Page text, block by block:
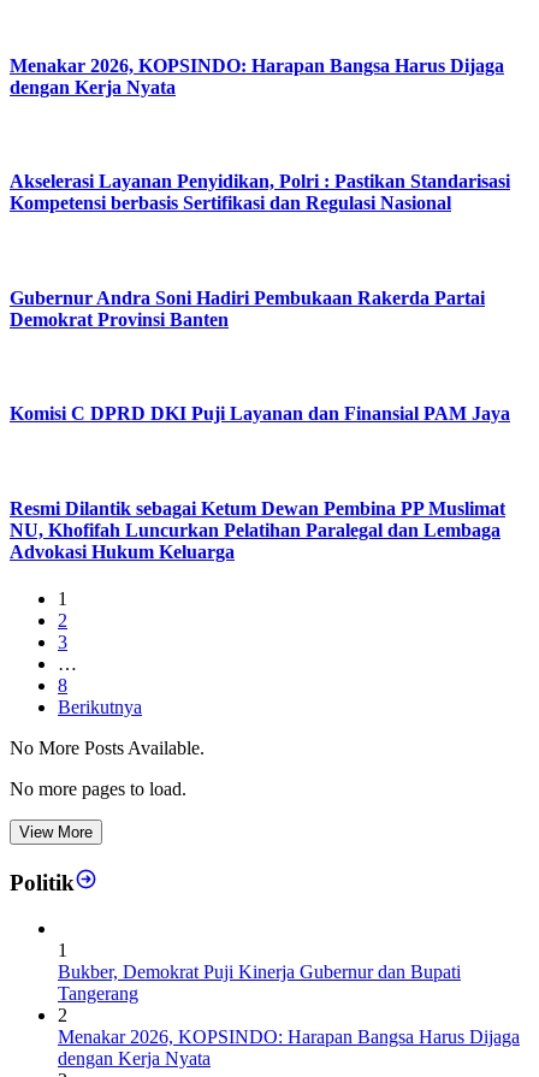
Menakar 2026, KOPSINDO: Harapan Bangsa Harus Dijaga
dengan Kerja Nyata
Akselerasi Layanan Penyidikan, Polri : Pastikan Standarisasi
Kompetensi berbasis Sertifikasi dan Regulasi Nasional
Gubernur Andra Soni Hadiri Pembukaan Rakerda Partai
Demokrat Provinsi Banten
Komisi C DPRD DKI Puji Layanan dan Finansial PAM Jaya
Resmi Dilantik sebagai Ketum Dewan Pembina PP Muslimat
NU, Khofifah Luncurkan Pelatihan Paralegal dan Lembaga
Advokasi Hukum Keluarga
1
2
3
…
8
Berikutnya
No More Posts Available.
No more pages to load.
View More
Politik
1
Bukber, Demokrat Puji Kinerja Gubernur dan Bupati
Tangerang
2
Menakar 2026, KOPSINDO: Harapan Bangsa Harus Dijaga
dengan Kerja Nyata